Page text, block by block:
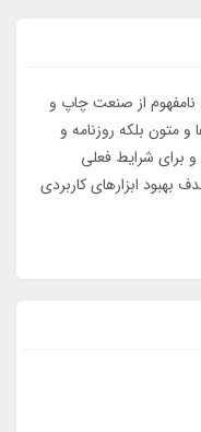
نامفهوم از صنعت چاپ و
و متون بلکه روزنامه و
برای شرایط فعلی
بهبود ابزارهای کاربردی